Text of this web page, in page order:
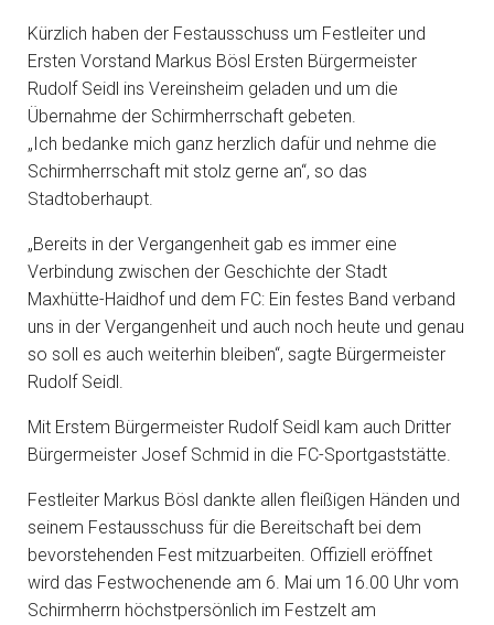
Kürzlich haben der Festausschuss um Festleiter und
Ersten Vorstand Markus Bösl Ersten Bürgermeister
Rudolf Seidl ins Vereinsheim geladen und um die
Übernahme der Schirmherrschaft gebeten.
„Ich bedanke mich ganz herzlich dafür und nehme die
Schirmherrschaft mit stolz gerne an“, so das
Stadtoberhaupt.
„Bereits in der Vergangenheit gab es immer eine
Verbindung zwischen der Geschichte der Stadt
Maxhütte-Haidhof und dem FC: Ein festes Band verband
uns in der Vergangenheit und auch noch heute und genau
so soll es auch weiterhin bleiben“, sagte Bürgermeister
Rudolf Seidl.
Mit Erstem Bürgermeister Rudolf Seidl kam auch Dritter
Bürgermeister Josef Schmid in die FC-Sportgaststätte.
Festleiter Markus Bösl dankte allen fleißigen Händen und
seinem Festausschuss für die Bereitschaft bei dem
bevorstehenden Fest mitzuarbeiten. Offiziell eröffnet
wird das Festwochenende am 6. Mai um 16.00 Uhr vom
Schirmherrn höchstpersönlich im Festzelt am